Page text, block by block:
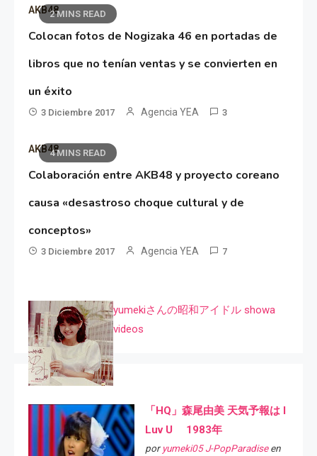
2 MINS READ
AKB48
Colocan fotos de Nogizaka 46 en portadas de
libros que no tenían ventas y se convierten en
un éxito
3 Diciembre 2017 Agencia YEA 3
4 MINS READ
AKB48
Colaboración entre AKB48 y proyecto coreano
causa «desastroso choque cultural y de
conceptos»
3 Diciembre 2017 Agencia YEA 7
yumekiさんの昭和アイドル showa
videos
「HQ」森尾由美 天気予報は I
Luv U 1983年
por yumeki05 J-PopParadiseen